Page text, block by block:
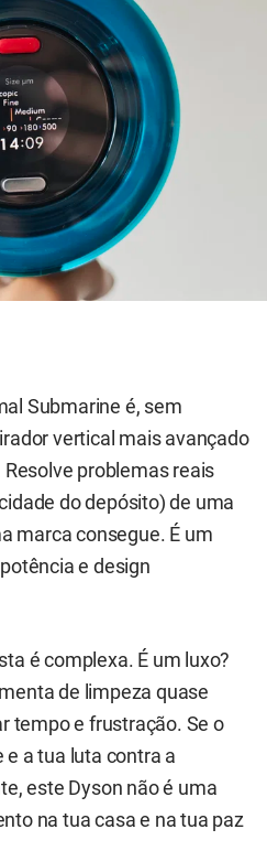
Submarine é, sem
vertical mais avançado
problemas reais
do depósito) de uma
marca consegue. É um
e design
é complexa. É um luxo?
de limpeza quase
tempo e frustração. Se o
a tua luta contra a
este Dyson não é uma
na tua casa e na tua paz